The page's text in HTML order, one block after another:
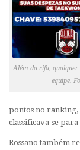
Além da rifa, qualquer
equipe.
pontos no ranking,
classificava-se para
Rossano também